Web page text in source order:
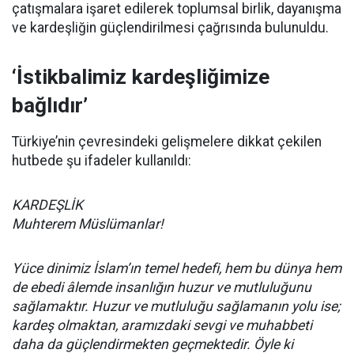
çatışmalara işaret edilerek toplumsal birlik, dayanışma
ve kardeşliğin güçlendirilmesi çağrısında bulunuldu.
‘İstikbalimiz kardeşliğimize
bağlıdır’
Türkiye’nin çevresindeki gelişmelere dikkat çekilen
hutbede şu ifadeler kullanıldı:
KARDEŞLİK
Muhterem Müslümanlar!
Yüce dinimiz İslam’ın temel hedefi, hem bu dünya hem
de ebedi âlemde insanlığın huzur ve mutluluğunu
sağlamaktır. Huzur ve mutluluğu sağlamanın yolu ise;
kardeş olmaktan, aramızdaki sevgi ve muhabbeti
daha da güçlendirmekten geçmektedir. Öyle ki